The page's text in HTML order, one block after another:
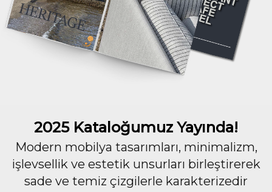
2025 Kataloğumuz Yayında!
Modern mobilya tasarımları, minimalizm,
işlevsellik ve estetik unsurları birleştirerek
sade ve temiz çizgilerle karakterizedir